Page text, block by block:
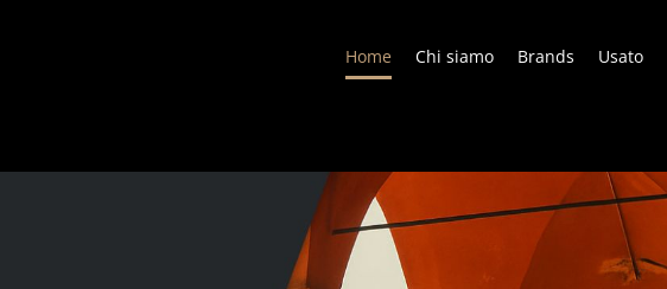
Home Chi siamo Brands Usato